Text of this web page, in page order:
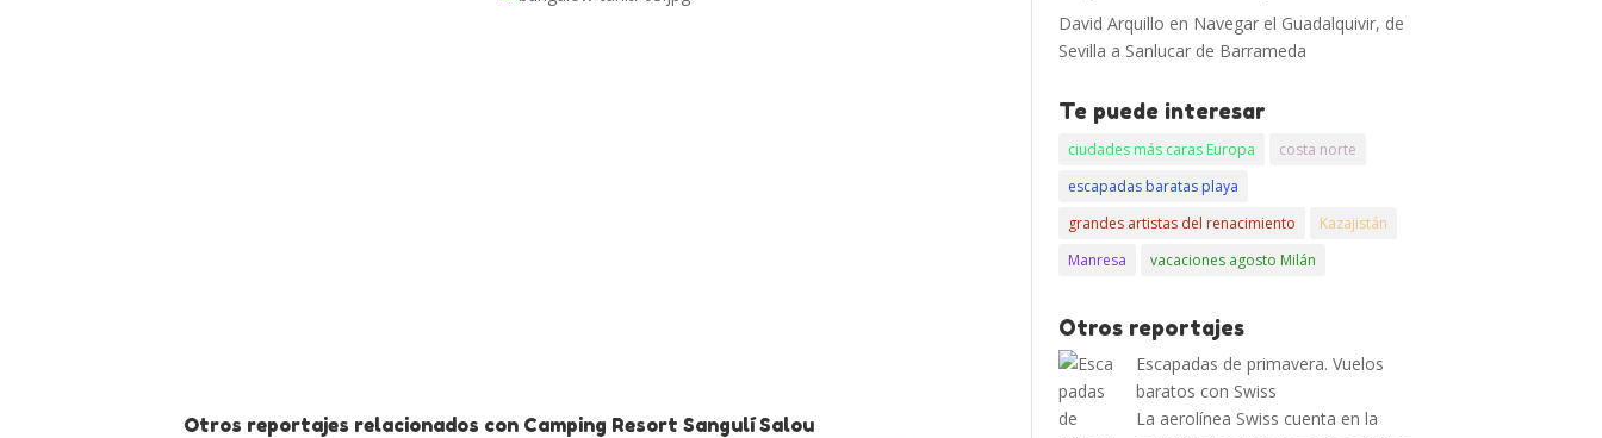
Otros reportajes relacionados con Camping Resort Sangulí Salou
David Arquillo en Navegar el Guadalquivir, de
Sevilla a Sanlucar de Barrameda
Te puede interesar
ciudades más caras Europa
costa norte
escapadas baratas playa
grandes artistas del renacimiento
Kazajistán
Manresa
vacaciones agosto Milán
Otros reportajes
Escapadas de primavera. Vuelos
baratos con Swiss
La aerolínea Swiss cuenta en la